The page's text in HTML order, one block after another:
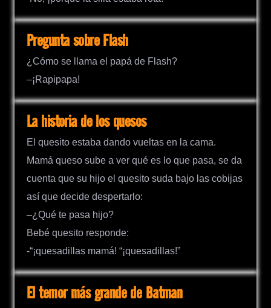
Pregunta sobre Flash
¿Cómo se llama el papá de Flash?
–¡Rapipapa!
La historia de los quesos
El quesito estaba dando vueltas en la cama.
Mamá queso sube a ver qué es lo que pasa, se da
cuenta que su hijo el quesito suda bajo las cobijas
así que decide despertarlo:
–¿Qué te pasa hijo?
Bebé quesito responde:
-“¡quesadillas mamá! “¡quesadillas!”
El temor más grande de Batman